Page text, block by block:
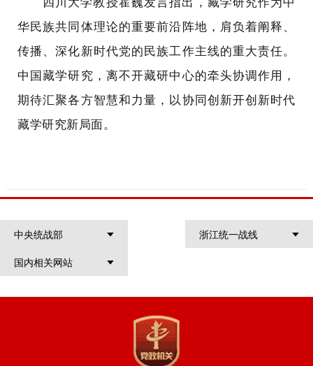
华民族共同体理论的重要前沿阵地，肩负着阐释、
传播、深化新时代党的民族工作主线的重大责任。
中国藏学研究，离不开藏研中心的牵头协调作用，
期待汇聚各方智慧和力量，以协同创新开创新时代
藏学研究新局面。
中央统战部
浙江统一战线
国内相关网站